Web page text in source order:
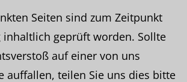
Seiten sind zum Zeitpunkt
inhaltlich geprüft worden. Sollte
auf einer von uns
auffallen, teilen Sie uns dies bitte